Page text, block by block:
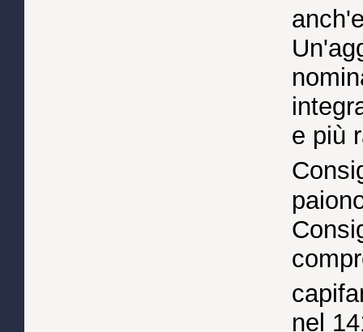
e più
nel